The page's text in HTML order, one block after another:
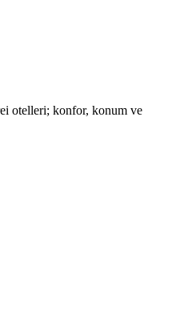
otelleri; konfor, konum ve